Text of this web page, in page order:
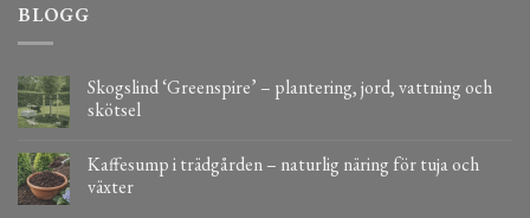
BLOGG
Skogslind ‘Greenspire’ – plantering, jord, vattning och
skötsel
Kaffesump i trädgården – naturlig näring för tuja och
växter